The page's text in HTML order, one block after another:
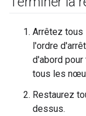
Arrêtez
l'ordre
d'abord
tous les
Restaurez
dessus.